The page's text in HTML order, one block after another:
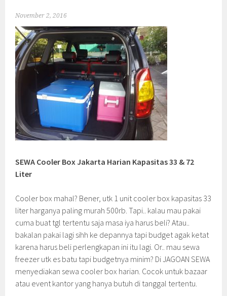
November 2, 2016
SEWA Cooler Box Jakarta Harian Kapasitas 33 & 72
Liter
Cooler box mahal? Bener, utk 1 unit cooler box kapasitas 33
liter harganya paling murah 500rb. Tapi.. kalau mau pakai
cuma buat tgl tertentu saja masa iya harus beli? Atau..
bakalan pakai lagi sihh ke depannya tapi budget agak ketat
karena harus beli perlengkapan ini itu lagi. Or.. mau sewa
freezer utk es batu tapi budgetnya minim? Di JAGOAN SEWA
menyediakan sewa cooler box harian. Cocok untuk bazaar
atau event kantor yang hanya butuh di tanggal tertentu.